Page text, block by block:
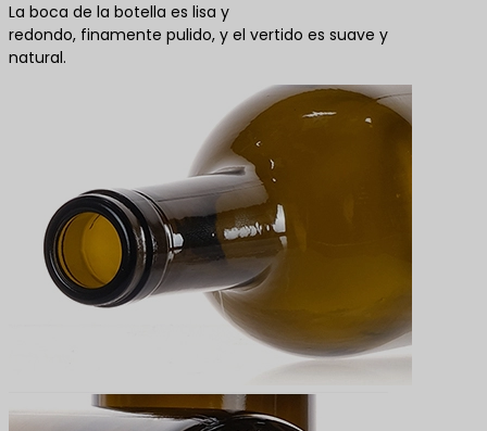
La boca de la botella es lisa y
redondo, finamente pulido, y el vertido es suave y
natural.